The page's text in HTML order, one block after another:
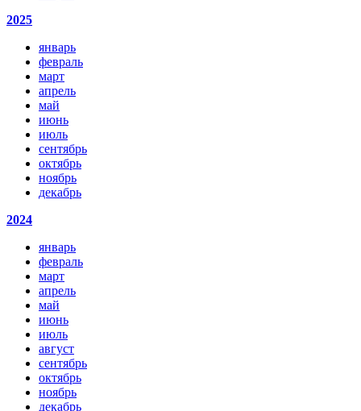
2025
январь
февраль
март
апрель
май
июнь
июль
сентябрь
октябрь
ноябрь
декабрь
2024
январь
февраль
март
апрель
май
июнь
июль
август
сентябрь
октябрь
ноябрь
декабрь